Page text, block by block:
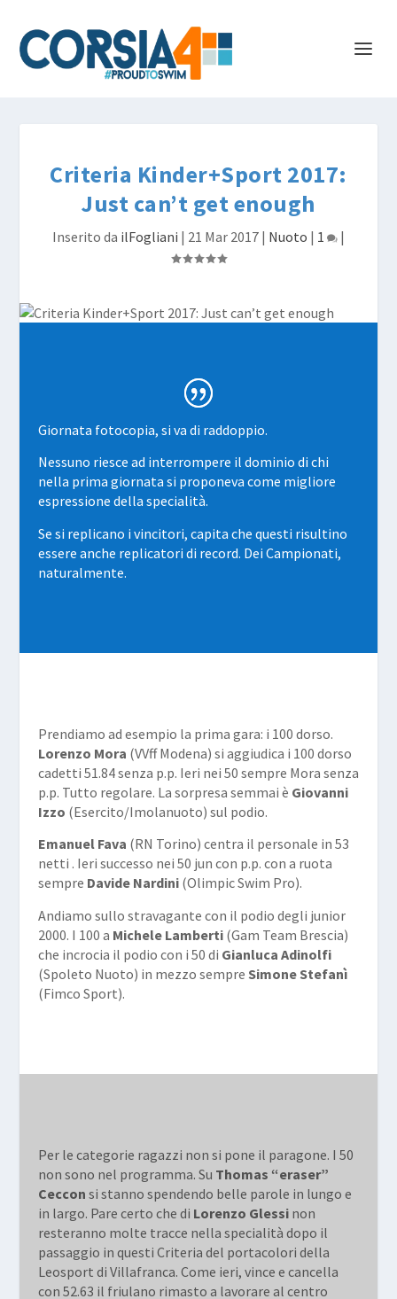
Criteria Kinder+Sport 2017:
Just can’t get enough
Inserito da ilFogliani | 21 Mar 2017 | Nuoto | 1 |
Giornata fotocopia, si va di raddoppio.
Nessuno riesce ad interrompere il dominio di chi
nella prima giornata si proponeva come migliore
espressione della specialità.
Se si replicano i vincitori, capita che questi risultino
essere anche replicatori di record. Dei Campionati,
naturalmente.
Prendiamo ad esempio la prima gara: i 100 dorso.
Lorenzo Mora (VVff Modena) si aggiudica i 100 dorso
cadetti 51.84 senza p.p. Ieri nei 50 sempre Mora senza
p.p. Tutto regolare. La sorpresa semmai è Giovanni
Izzo (Esercito/Imolanuoto) sul podio.
Emanuel Fava (RN Torino) centra il personale in 53
netti . Ieri successo nei 50 jun con p.p. con a ruota
sempre Davide Nardini(Olimpic Swim Pro).
Andiamo sullo stravagante con il podio degli junior
2000. I 100 a Michele Lamberti(Gam Team Brescia)
che incrocia il podio con i 50 di Gianluca Adinolfi
(Spoleto Nuoto) in mezzo sempre Simone Stefanì
(Fimco Sport).
Per le categorie ragazzi non si pone il paragone. I 50
non sono nel programma. Su Thomas “eraser”
Ceccon si stanno spendendo belle parole in lungo e
in largo. Pare certo che di Lorenzo Glessinon
resteranno molte tracce nella specialità dopo il
passaggio in questi Criteria del portacolori della
Leosport di Villafranca. Come ieri, vince e cancella
con 52.63 il friulano rimasto a lavorare al centro